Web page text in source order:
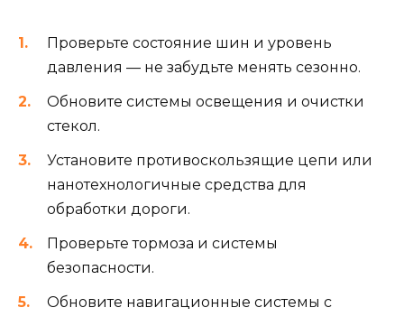
Проверьте состояние шин и уровень
давления — не забудьте менять сезонно.
Обновите системы освещения и очистки
стекол.
Установите противоскользящие цепи или
нанотехнологичные средства для
обработки дороги.
Проверьте тормоза и системы
безопасности.
Обновите навигационные системы с